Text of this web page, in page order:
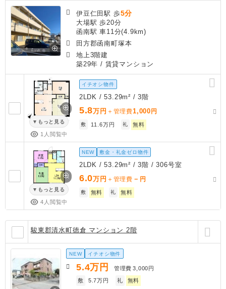
伊豆仁田駅 歩5分
大場駅 歩20分
函南駅 車11分(4.9km)
田方郡函南町塚本
地上3階建
築29年 / 賃貸マンション
もっと見る
1人閲覧中
イチオシ物件
2LDK / 53.29m² / 3階
5.8万円 ＋管理費1,000 円
敷 11.6万円 礼 無料
もっと見る
4人閲覧中
NEW 敷金・礼金ゼロ物件
2LDK / 53.29m² / 3階 / 306号室
6.0万円 ＋管理費 － 円
敷 無料 礼 無料
駿東郡清水町徳倉 マンション 2階
NEW イチオシ物件
5.4万円 管理費 3,000円
敷
5.7万円 礼 無料